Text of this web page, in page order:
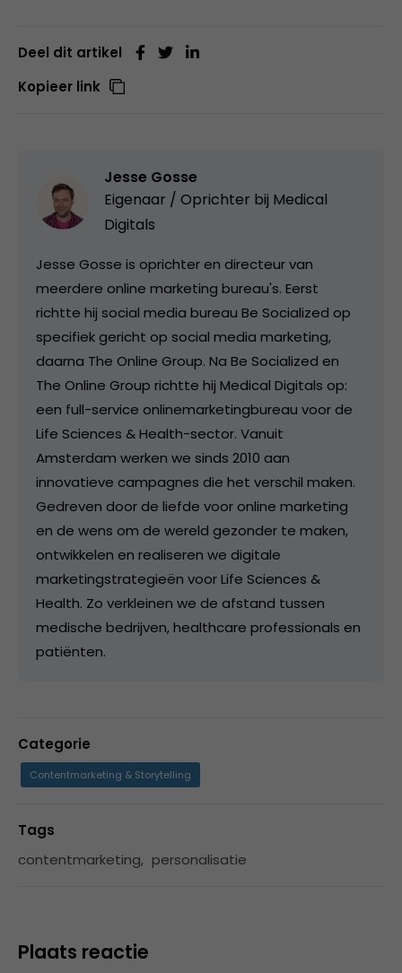
Deel dit artikel
Kopieer link
Jesse Gosse
Eigenaar / Oprichter bij Medical
Digitals
Jesse Gosse is oprichter en directeur van
meerdere online marketing bureau's. Eerst
richtte hij social media bureau Be Socialized op
specifiek gericht op social media marketing,
daarna The Online Group. Na Be Socialized en
The Online Group richtte hij Medical Digitals op:
een full-service onlinemarketingbureau voor de
Life Sciences & Health-sector. Vanuit
Amsterdam werken we sinds 2010 aan
innovatieve campagnes die het verschil maken.
Gedreven door de liefde voor online marketing
en de wens om de wereld gezonder te maken,
ontwikkelen en realiseren we digitale
marketingstrategieën voor Life Sciences &
Health. Zo verkleinen we de afstand tussen
medische bedrijven, healthcare professionals en
patiënten.
Categorie
Contentmarketing & Storytelling
Tags
contentmarketing, personalisatie
Plaats reactie